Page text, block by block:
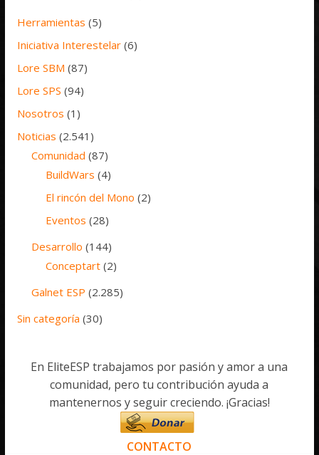
Herramientas (5)
Iniciativa Interestelar (6)
Lore SBM (87)
Lore SPS (94)
Nosotros (1)
Noticias (2.541)
Comunidad (87)
BuildWars (4)
El rincón del Mono (2)
Eventos (28)
Desarrollo (144)
Conceptart (2)
Galnet ESP (2.285)
Sin categoría (30)
En EliteESP trabajamos por pasión y amor a una
comunidad, pero tu contribución ayuda a
mantenernos y seguir creciendo. ¡Gracias!
CONTACTO